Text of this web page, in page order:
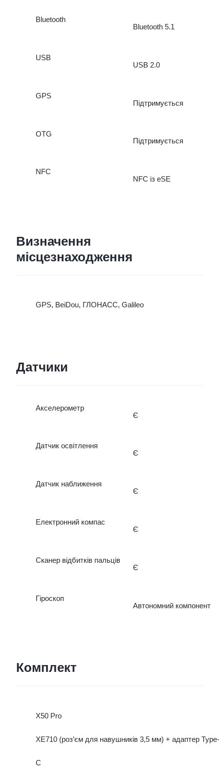
Bluetooth
Bluetooth 5.1
USB
USB 2.0
GPS
Підтримується
OTG
Підтримується
NFC
NFC із eSE
Визначення
місцезнаходження
GPS, BeiDou, ГЛОНАСС, Galileo
Датчики
Акселерометр
Є
Датчик освітлення
Є
Датчик наближення
Є
Електронний компас
Є
Сканер відбитків пальців
Є
Гіроскоп
Автономний компонент
Комплект
X50 Pro
XE710 (роз’єм для навушників 3,5 мм) + адаптер Type-
C